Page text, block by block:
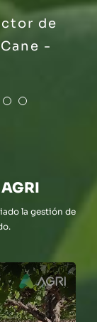
de
-
Crop
San
de
de
Grow
Tricao -
la gestión de